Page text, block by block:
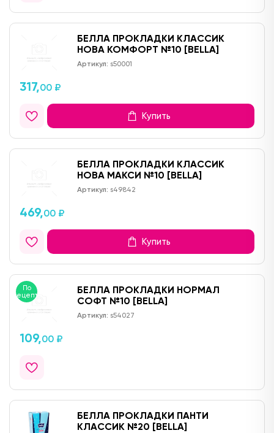
БЕЛЛА ПРОКЛАДКИ КЛАССИК
НОВА КОМФОРТ №10 [BELLA]
Артикул: s50001
317,00 ₽
Купить
БЕЛЛА ПРОКЛАДКИ КЛАССИК
НОВА МАКСИ №10 [BELLA]
Артикул: s49842
469,00 ₽
Купить
По
рецепту
БЕЛЛА ПРОКЛАДКИ НОРМАЛ
СОФТ №10 [BELLA]
Артикул: s54027
109,00 ₽
БЕЛЛА ПРОКЛАДКИ ПАНТИ
КЛАССИК №20 [BELLA]